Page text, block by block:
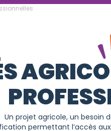
Un projet agricole, un besoin
permettant l’accès